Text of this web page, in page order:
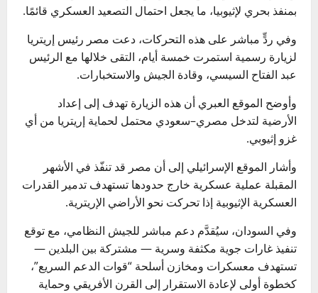
بمنفذ بحري لإثيوبيا، ما يجعل احتمال التصعيد العسكري قائمًا.
وفي ردٍّ مباشر على هذه التحركات، دعت مصر رئيس إريتريا
لزيارة رسمية استمرت خمسة أيام، التقى خلالها مع الرئيس
عبد الفتاح السيسي، وقادة الجيش والاستخبارات.
وأوضح الموقع العبري أن هذه الزيارة تهدف إلى إعداد
الأرضية لتدخل مصري–سعودي محتمل لحماية إريتريا من أي
غزو إثيوبي.
وأشار الموقع الإسرائيلي إلى أن مصر قد تنفّذ في الأشهر
المقبلة عملية عسكرية خارج حدودها تستهدف تدمير القدرات
العسكرية الإثيوبية إذا تحركت نحو الأراضي الإريترية.
وفي السودان، سيُقدَّم دعم مباشر للجيش النظامي، مع توقع
تنفيذ غارات جوية مكثفة وسرية — مشتركة بين البلدين —
تستهدف معسكرات ومخازن أسلحة “قوات الدعم السريع”،
كخطوة أولى لإعادة الاستقرار إلى القرن الأفريقي وحماية